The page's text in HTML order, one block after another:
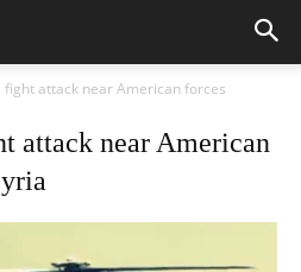
fight attack near American forces
attack near American